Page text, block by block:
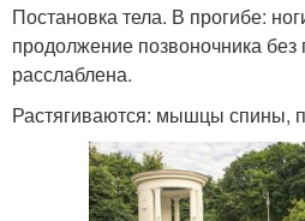
Постановка тела. В прогибе:
продолжение позвоночника без
расслаблена.
Растягиваются: мышцы спины,